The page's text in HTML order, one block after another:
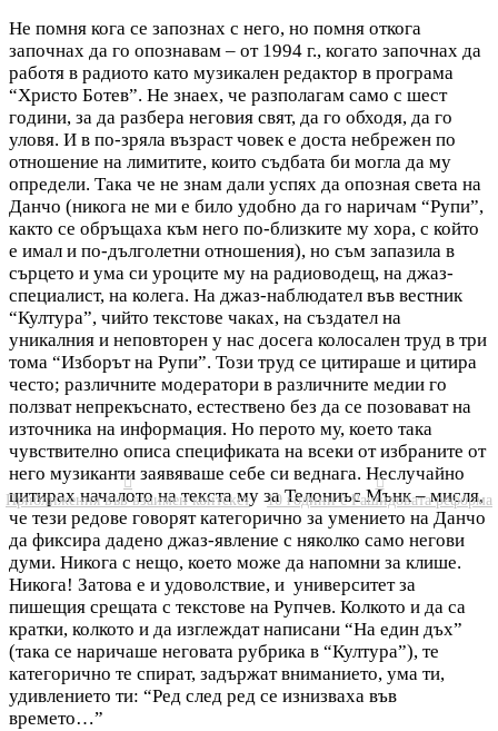

Приближения във взаимен контекст

10 години с Рашидовата реформа
Не помня кога се запознах с него, но помня откога
започнах да го опознавам – от 1994 г., когато започнах да
работя в радиото като музикален редактор в програма
“Христо Ботев”. Не знаех, че разполагам само с шест
години, за да разбера неговия свят, да го обходя, да го
уловя. И в по-зряла възраст човек е доста небрежен по
отношение на лимитите, които съдбата би могла да му
определи. Така че не знам дали успях да опозная света на
Данчо (никога не ми е било удобно да го наричам “Рупи”,
както се обръщаха към него по-близките му хора, с който
е имал и по-дълголетни отношения), но съм запазила в
сърцето и ума си уроците му на радиоводещ, на джаз-
специалист, на колега. На джаз-наблюдател във вестник
“Култура”, чийто текстове чаках, на създател на
уникалния и неповторен у нас досега колосален труд в три
тома “Изборът на Рупи”. Този труд се цитираше и цитира
често; различните модератори в различните медии го
ползват непрекъснато, естествено без да се позовават на
източника на информация. Но перото му, което така
чувствително описа спецификата на всеки от избраните от
него музиканти заявяваше себе си веднага. Неслучайно
цитирах началото на текста му за Телониъс Мънк – мисля,
че тези редове говорят категорично за умението на Данчо
да фиксира дадено джаз-явление с няколко само негови
думи. Никога с нещо, което може да напомни за клише.
Никога! Затова е и удоволствие, и университет за
пишещия срещата с текстове на Рупчев. Колкото и да са
кратки, колкото и да изглеждат написани “На един дъх”
(така се наричаше неговата рубрика в “Култура”), те
категорично те спират, задържат вниманието, ума ти,
удивлението ти: “Ред след ред се изнизваха във
времето…”